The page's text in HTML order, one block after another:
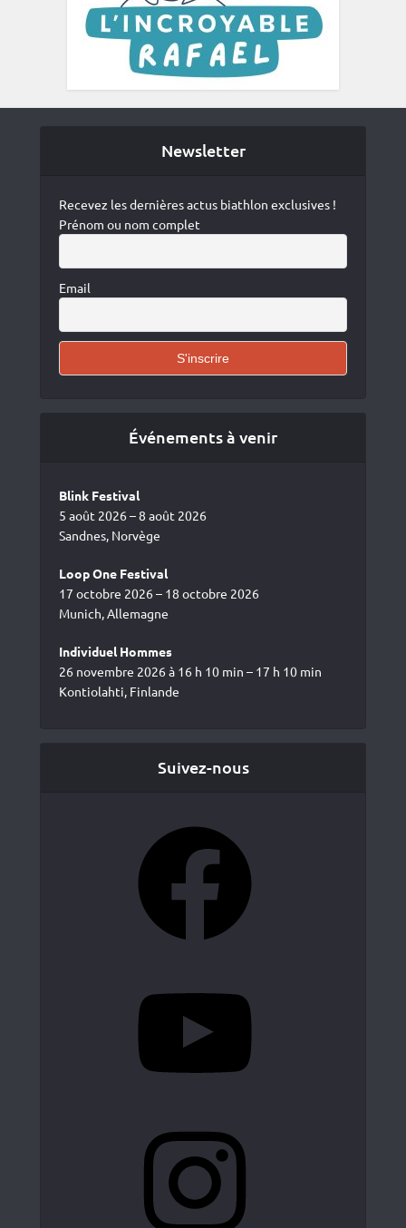
Newsletter
Recevez les dernières actus biathlon exclusives !
Prénom ou nom complet
Email
Événements à venir
Blink Festival
5 août 2026 – 8 août 2026
Sandnes, Norvège
Loop One Festival
17 octobre 2026 – 18 octobre 2026
Munich, Allemagne
Individuel Hommes
26 novembre 2026 à 16 h 10 min – 17 h 10 min
Kontiolahti, Finlande
Suivez-nous